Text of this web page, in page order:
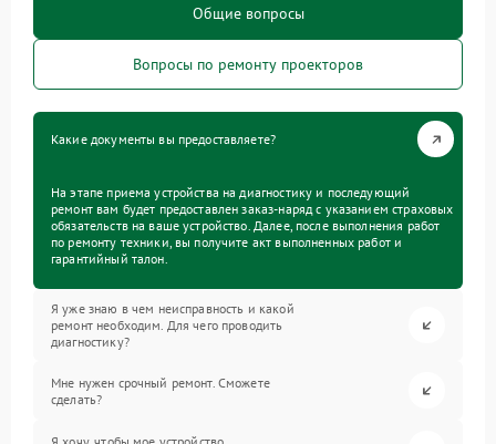
Общие вопросы
Вопросы по ремонту проекторов
Какие документы вы предоставляете?
На этапе приема устройства на диагностику и последующий
ремонт вам будет предоставлен заказ-наряд с указанием страховых
обязательств на ваше устройство. Далее, после выполнения работ
по ремонту техники, вы получите акт выполненных работ и
гарантийный талон.
Я уже знаю в чем неисправность и какой
ремонт необходим. Для чего проводить
диагностику?
Мне нужен срочный ремонт. Сможете
сделать?